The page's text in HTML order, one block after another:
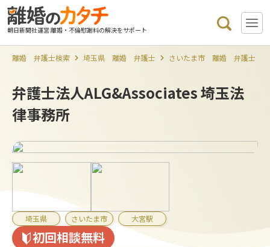
朝日新聞社運営 離婚・不倫慰謝料の解決をサポート
離婚 弁護士検索 埼玉県 離婚 弁護士 さいたま市 離婚 弁護士
弁護士法人ALG&Associates 埼玉法
律事務所
埼玉県 さいたま市 大宮駅
初回相談無料